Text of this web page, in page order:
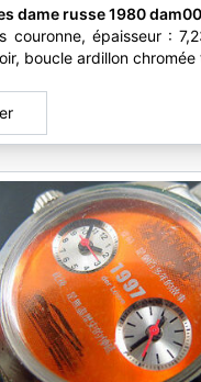
dame russe 1980
couronne, épaisseur :
boucle ardillon chromée